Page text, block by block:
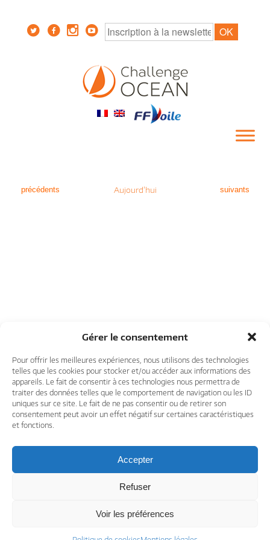
Gérer le consentement
Pour offrir les meilleures expériences, nous utilisons des technologies
telles que les cookies pour stocker et/ou accéder aux informations des
appareils. Le fait de consentir à ces technologies nous permettra de
traiter des données telles que le comportement de navigation ou les ID
uniques sur ce site. Le fait de ne pas consentir ou de retirer son
consentement peut avoir un effet négatif sur certaines caractéristiques
et fonctions.
Accepter
Refuser
Voir les préférences
Évènements
précédents Aujourd’hui Évènements
suivants
Conditions générales de vente
Mentions légales